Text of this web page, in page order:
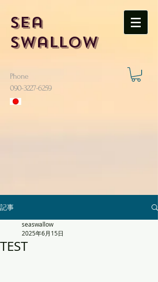
Sea
Swallow
Phone
​090-3227-6259
記事
TEST
seaswallow
2025年6月15日